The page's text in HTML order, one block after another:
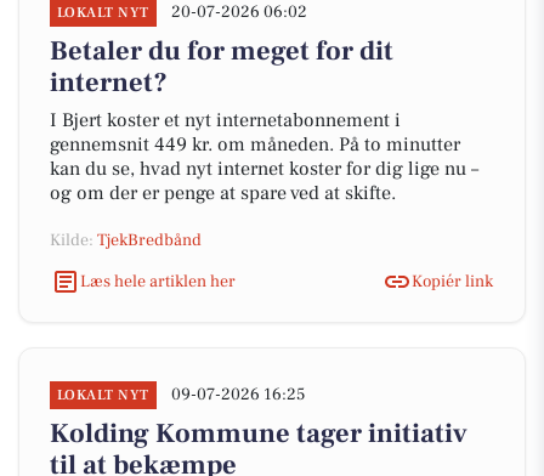
LOKALT NYT 20-07-2026 06:02
Betaler du for meget for dit
internet?
I Bjert koster et nyt internetabonnement i
gennemsnit 449 kr. om måneden. På to minutter
kan du se, hvad nyt internet koster for dig lige nu –
og om der er penge at spare ved at skifte.
Kilde: TjekBredbånd
Læs hele artiklen her
Kopiér link
LOKALT NYT 09-07-2026 16:25
Kolding Kommune tager initiativ
til at bekæmpe